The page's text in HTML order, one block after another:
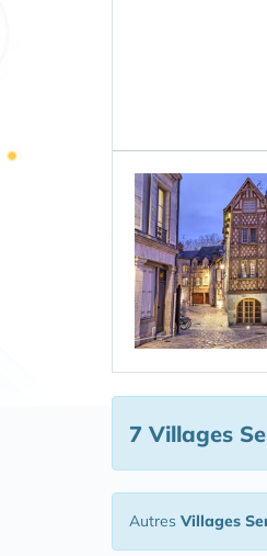
7 Villages
Autres Villages